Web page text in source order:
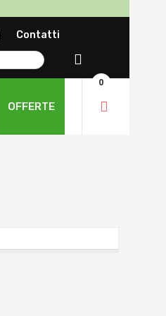
Contatti
OFFERTE
0